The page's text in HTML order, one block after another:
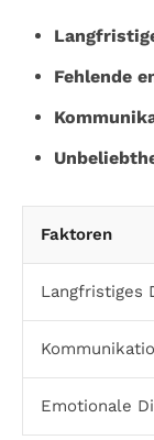
Fehlende
Faktoren
Langfristiges
Emotionale